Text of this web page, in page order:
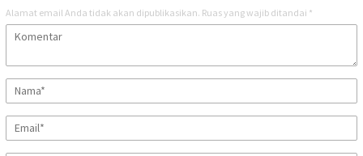
Alamat email Anda tidak akan dipublikasikan. Ruas yang wajib ditandai *